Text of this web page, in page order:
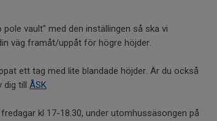
vault" med den inställingen så ska vi
väg framåt/uppåt för högre höjder.
ett tag med lite blandade höjder. Är du också
dig till ÅSK
kl 17-18.30, under utomhussäsongen på